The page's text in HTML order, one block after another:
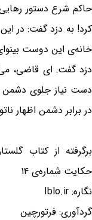
حاکم شرع دستور
کرد! به دزد گفت: در
خانه‌ی این دوست
دزد گفت: ای قاضی،
دست نیاز جلوی
در برابر دشمن اظهار
برگرفته از کتاب
حکایت شماره‌ی ۱۴
نگاره: Iblo.ir
گردآوری: فرتورچین